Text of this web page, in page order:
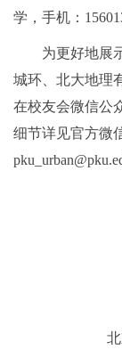
学，手机：
为更好地展
城环、北大地理
在校友会微信公
细节详见官方微